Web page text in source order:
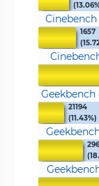
1657
21194
(11.43%)